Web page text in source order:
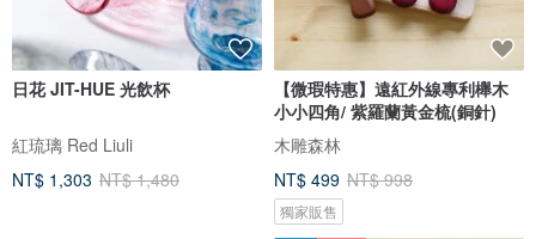
日花 JIT-HUE 光飲杯
紅琉璃 Red Liuli
NT$ 1,303 NT$ 1,480
【微瑕特惠】遠紅外線專利櫸木
小小四角/ 紫羅蘭黃金梳(銅針)
木雕森林
NT$ 499 NT$ 998
獨家販售